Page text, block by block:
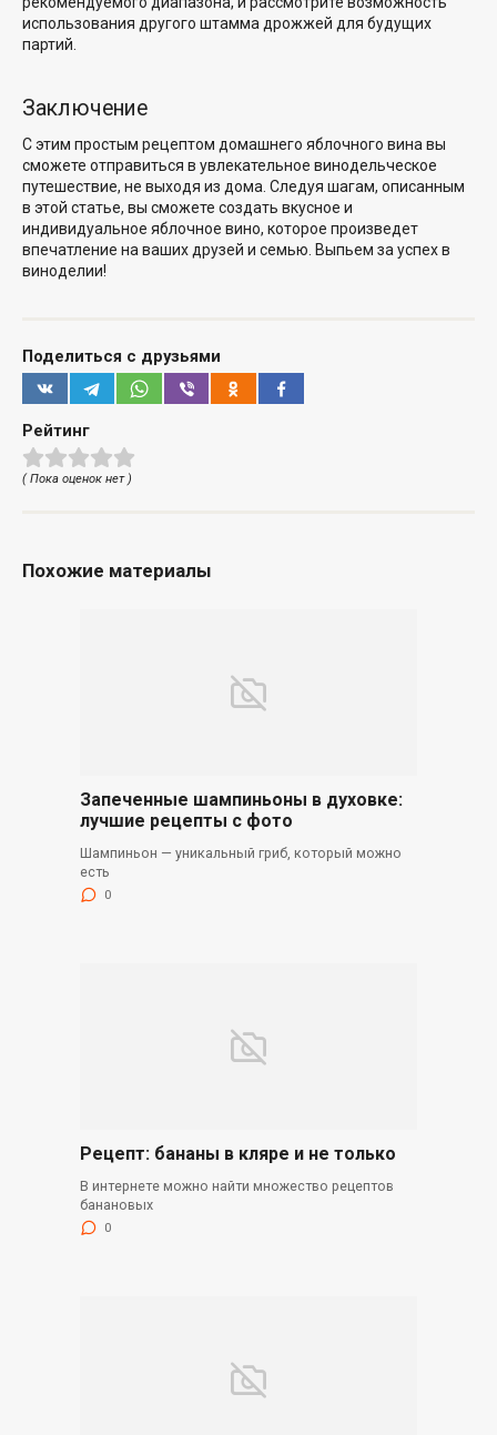
использования другого штамма дрожжей для будущих
партий.
Заключение
С этим простым рецептом домашнего яблочного вина вы
сможете отправиться в увлекательное винодельческое
путешествие, не выходя из дома. Следуя шагам, описанным
в этой статье, вы сможете создать вкусное и
индивидуальное яблочное вино, которое произведет
впечатление на ваших друзей и семью. Выпьем за успех в
виноделии!
Поделиться с друзьями
Рейтинг
( Пока оценок нет )
Похожие материалы
Запеченные шампиньоны в духовке:
лучшие рецепты с фото
Шампиньон — уникальный гриб, который можно
есть
0
Рецепт: бананы в кляре и не только
В интернете можно найти множество рецептов
банановых
0